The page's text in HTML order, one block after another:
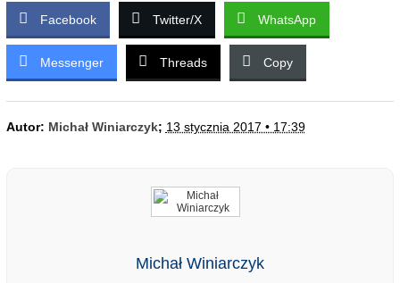
Facebook Twitter/X WhatsApp
Messenger Threads Copy
Autor: Michał Winiarczyk; 13 stycznia 2017 • 17:39
Michał Winiarczyk